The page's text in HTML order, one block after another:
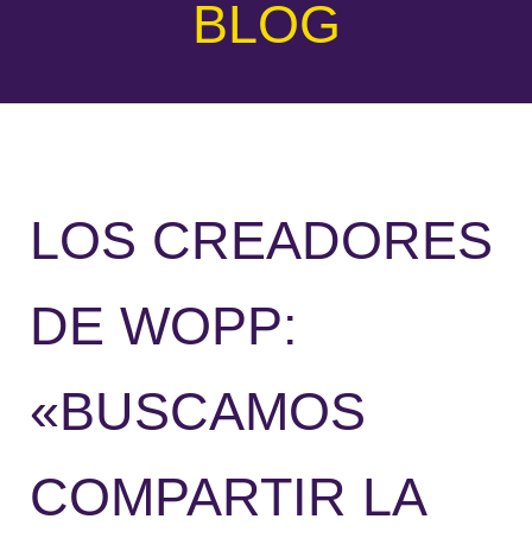
BLOG
LOS CREADORES
DE WOPP:
«BUSCAMOS
COMPARTIR LA